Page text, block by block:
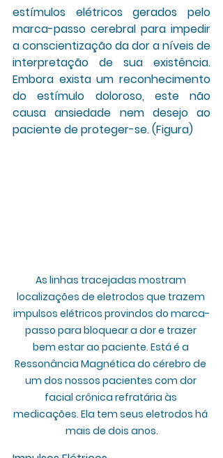
estímulos elétricos gerados pelo
marca-passo cerebral para impedir
a conscientização da dor a níveis de
interpretação de sua existência.
Embora exista um reconhecimento
do estímulo doloroso, este não
causa ansiedade nem desejo ao
paciente de proteger-se. (Figura)
As linhas tracejadas mostram
localizações de eletrodos que trazem
impulsos elétricos provindos do marca-
passo para bloquear a dor e trazer
bem estar ao paciente. Está é a
Ressonância Magnética do cérebro de
um dos nossos pacientes com dor
facial crônica refratária às
medicações. Ela tem seus eletrodos há
mais de dois anos.